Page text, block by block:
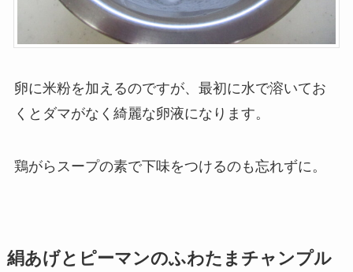
卵に米粉を加えるのですが、最初に水で溶いてお
くとダマがなく綺麗な卵液になります。
鶏がらスープの素で下味をつけるのも忘れずに。
絹あげとピーマンのふわたまチャンプル